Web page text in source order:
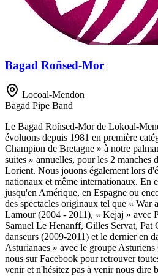
Bagad Roñsed-Mor
Locoal-Mendon
Bagad Pipe Band
Le Bagad Roñsed-Mor de Lokoal-
évoluons depuis 1981 en première
Champion de Bretagne » à notre
suites » annuelles, pour les 2 manches
Lorient. Nous jouons également lors
nationaux et même internationaux. En
jusqu'en Amérique, en Espagne ou
des spectacles originaux tel que « War
Lamour (2004 - 2011), « Kejaj » avec
Samuel Le Henanff, Gilles Servat,
danseurs (2009-2011) et le dernier en
Asturianaes » avec le groupe
nous sur Facebook pour retrouver
venir et n'hésitez pas à venir nous dire